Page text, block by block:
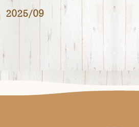
2025/09